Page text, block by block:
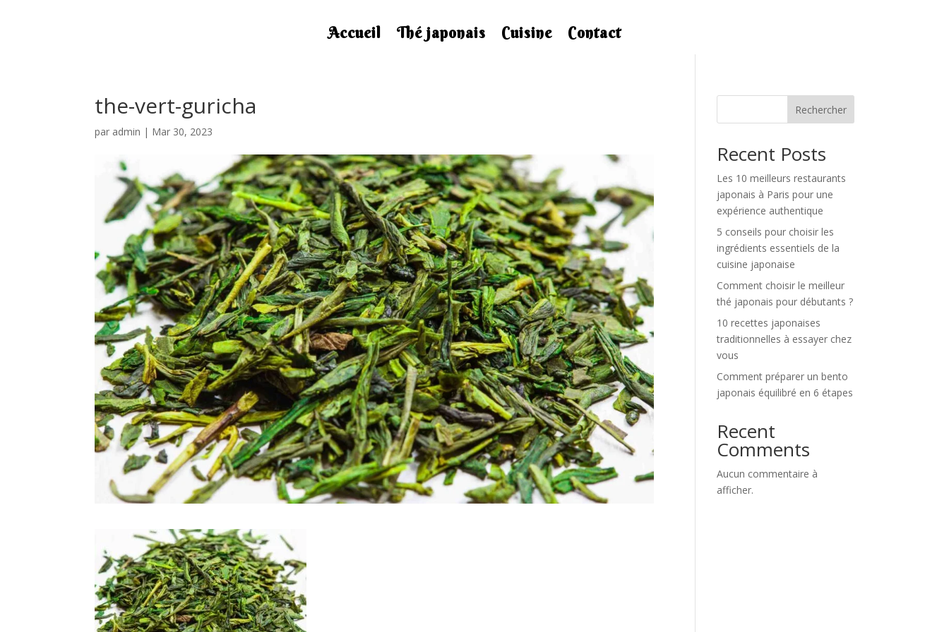
Accueil Thé japonais Cuisine Contact
the-vert-guricha
par admin | Mar 30, 2023
Rechercher
Recent Posts
Les 10 meilleurs restaurants
japonais à Paris pour une
expérience authentique
5 conseils pour choisir les
ingrédients essentiels de la
cuisine japonaise
Comment choisir le meilleur
thé japonais pour débutants ?
10 recettes japonaises
traditionnelles à essayer chez
vous
Comment préparer un bento
japonais équilibré en 6 étapes
Recent
Comments
Aucun commentaire à
afficher.